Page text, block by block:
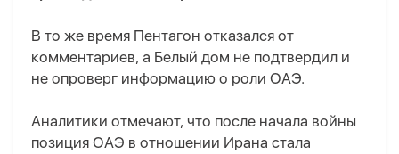
В то же время Пентагон отказался от
комментариев, а Белый дом не подтвердил и
не опроверг информацию о роли ОАЭ.
Аналитики отмечают, что после начала войны
позиция ОАЭ в отношении Ирана стала